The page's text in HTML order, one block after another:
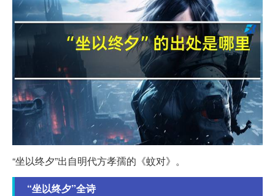
“坐以终夕”出自明代方孝孺的《蚊对》。
“坐以终夕”全诗